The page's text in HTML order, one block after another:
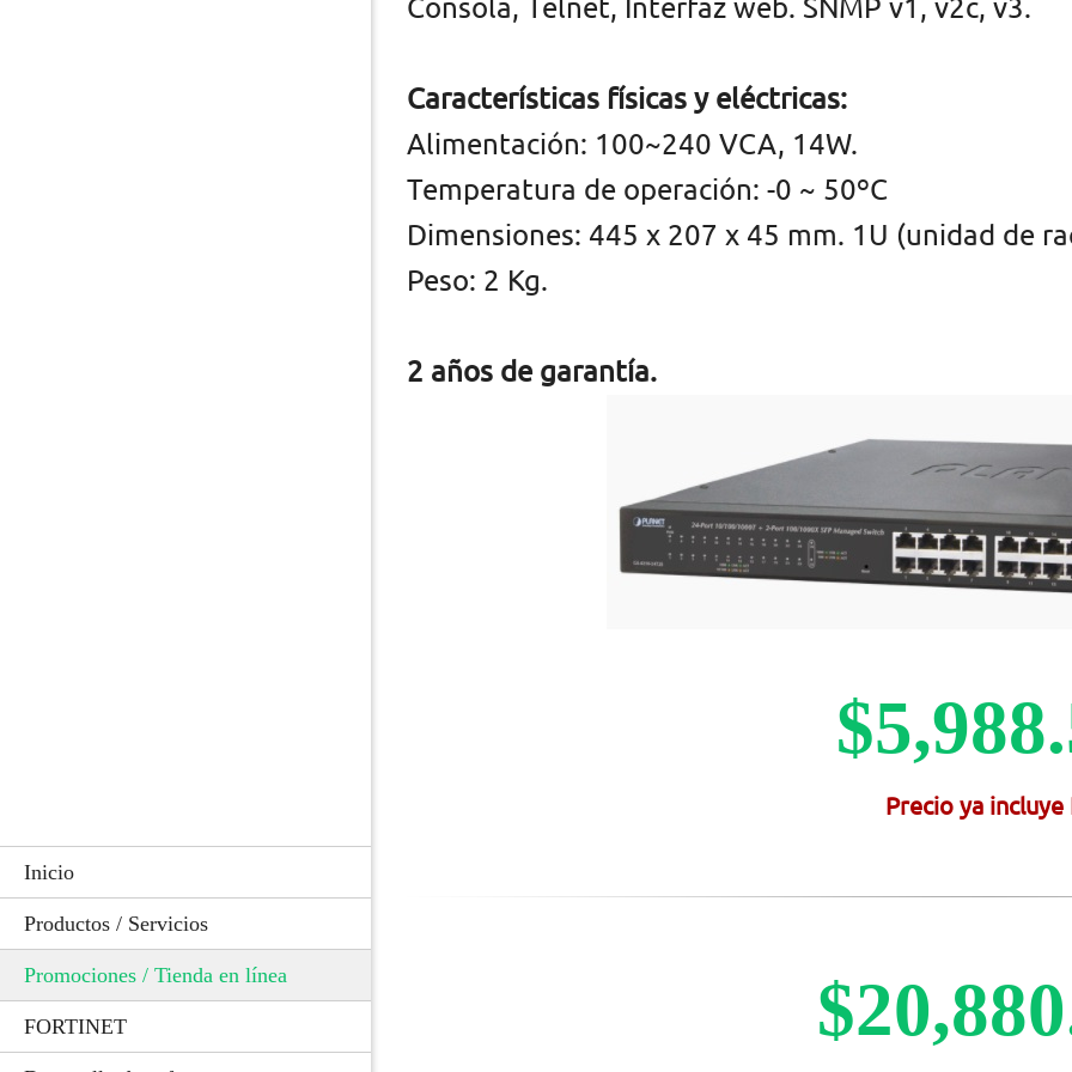
Inicio
Productos / Servicios
Promociones / Tienda en línea
FORTINET
Consola, Telnet, Interfaz web. SNMP v1, v2c, v3.
Características físicas y eléctricas:
Alimentación: 100~240 VCA, 14W.
Temperatura de operación: -0 ~ 50ºC
Dimensiones: 445 x 207 x 45 mm. 1U (unidad de
Peso: 2 Kg.
2 años de garantía.
Precio ya incluye